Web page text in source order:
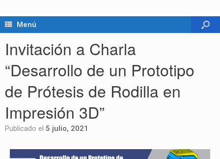
Menú
Invitación a Charla
“Desarrollo de un Prototipo
de Prótesis de Rodilla en
Impresión 3D”
Publicado el 5 julio, 2021